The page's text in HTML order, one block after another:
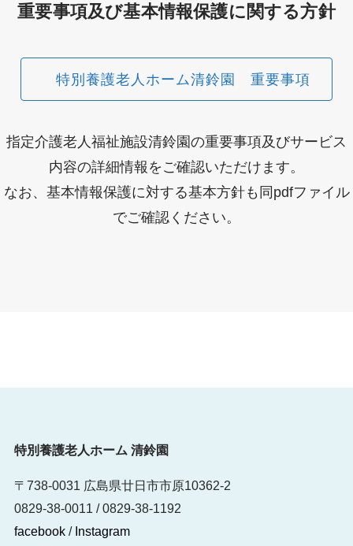
重要事項及び基本情報保護に関する方針
特別養護老人ホーム清鈴園 重要事項
指定介護老人福祉施設清鈴園の重要事項及びサービス
内容の詳細情報をご確認いただけます。
なお、基本情報保護に対する基本方針も同pdfファイル
でご確認ください。
特別養護老人ホーム 清鈴園
〒738-0031 広島県廿日市市原10362-2
0829-38-0011 /0829-38-1192
facebook/ Instagram